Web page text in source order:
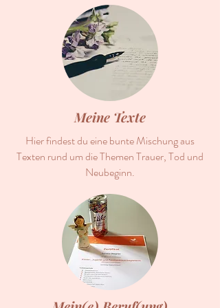
Meine Texte
Hier findest du eine bunte Mischung aus
Texten rund um die Themen Trauer, Tod und
Neubeginn.